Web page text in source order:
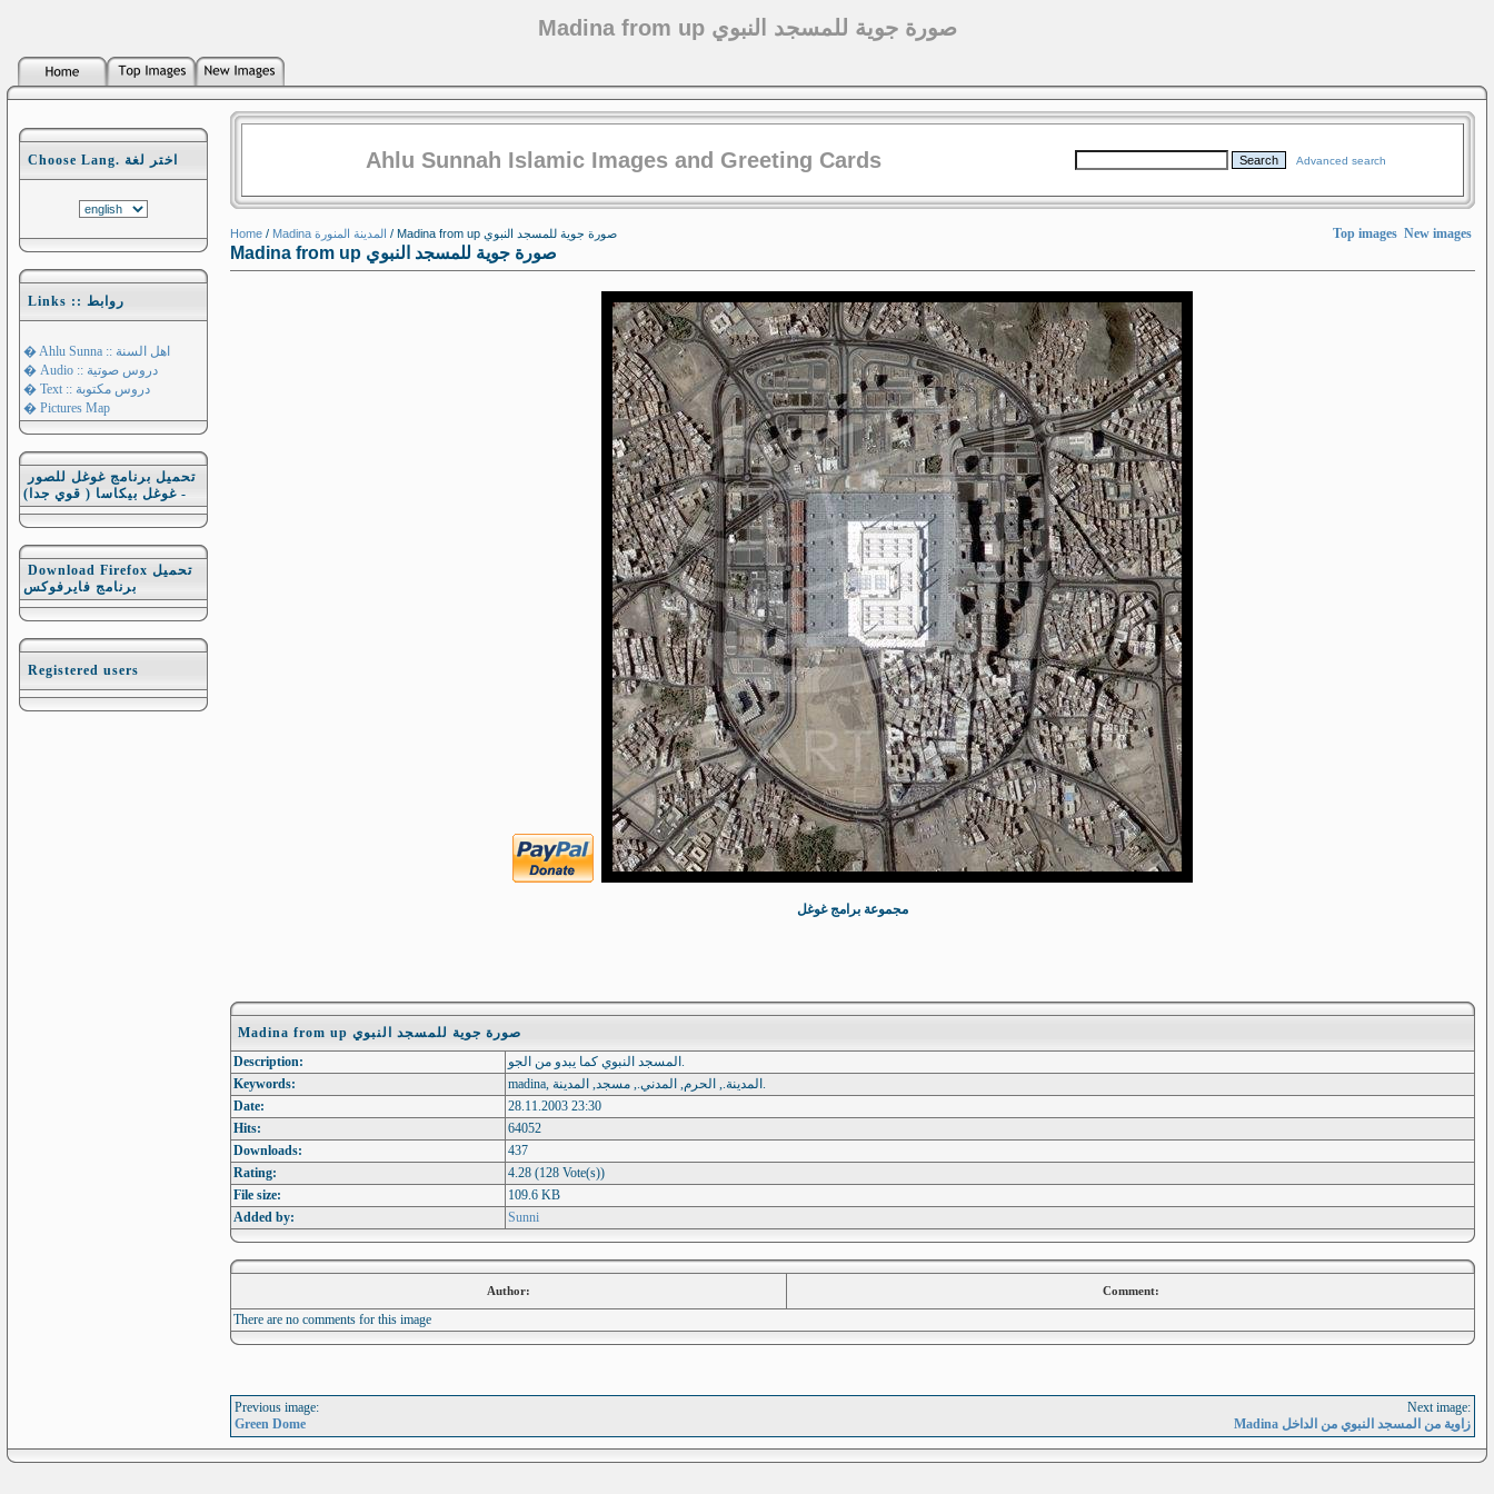
Madina from up صورة جوية للمسجد النبوي
Choose Lang. اختر لغة
Links :: روابط
� Ahlu Sunna :: اهل السنة
� Audio :: دروس صوتية
� Text :: دروس مكتوبة
� Pictures Map
تحميل برنامج غوغل للصور
- غوغل بيكاسا ( قوي جدا)
Download Firefox تحميل
برنامج فايرفوكس
Registered users
Ahlu Sunnah Islamic Images and Greeting Cards Advanced search
Home / Madina المدينة المنورة / Madina from up صورة جوية للمسجد النبوي Top images New images
Madina from up صورة جوية للمسجد النبوي
مجموعة برامج غوغل
Madina from up صورة جوية للمسجد النبوي
Description:
Keywords:
Date:
28.11.2003 23:30
Hits:
64052
Downloads:
437
Rating:
4.28 (128 Vote(s))
File size:
109.6 KB
Added by:
Sunni
Author: Comment:
There are no comments for this image
Previous image:
Green Dome
Next image:
Madina زاوية من المسجد النبوي من الداخل